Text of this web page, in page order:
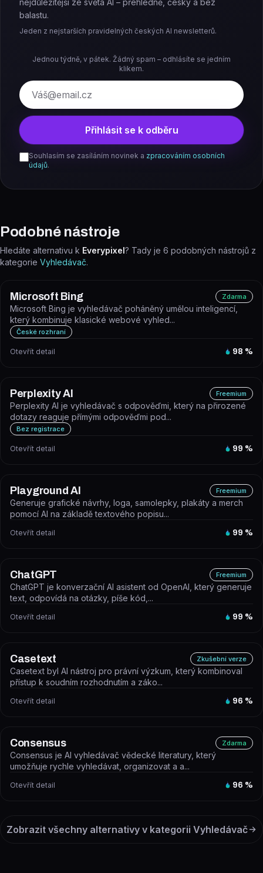
nejdůležitější ze světa AI – přehledně, česky a bez
balastu.
Jeden z nejstarších pravidelných českých AI newsletterů.
Jednou týdně, v pátek. Žádný spam – odhlásíte se jedním
klikem.
E-mail
Přihlásit se k odběru
Souhlasím se zasíláním novinek a zpracováním osobních
údajů.
Podobné nástroje
Hledáte alternativu k Everypixel? Tady je 6 podobných nástrojů z
kategorie Vyhledávač.
Microsoft Bing Zdarma
Microsoft Bing je vyhledávač poháněný umělou inteligencí,
který kombinuje klasické webové vyhled...
České rozhraní
Otevřít detail 98 %
Perplexity AI Freemium
Perplexity AI je vyhledávač s odpověďmi, který na přirozené
dotazy reaguje přímými odpověďmi pod...
Bez registrace
Otevřít detail 99 %
Playground AI Freemium
Generuje grafické návrhy, loga, samolepky, plakáty a merch
pomocí AI na základě textového popisu...
Otevřít detail 99 %
ChatGPT Freemium
ChatGPT je konverzační AI asistent od OpenAI, který generuje
text, odpovídá na otázky, píše kód,...
Otevřít detail 99 %
Casetext Zkušební verze
Casetext byl AI nástroj pro právní výzkum, který kombinoval
přístup k soudním rozhodnutím a záko...
Otevřít detail 96 %
Consensus Zdarma
Consensus je AI vyhledávač vědecké literatury, který
umožňuje rychle vyhledávat, organizovat a a...
Otevřít detail 96 %
Zobrazit všechny alternativy v kategorii Vyhledávač